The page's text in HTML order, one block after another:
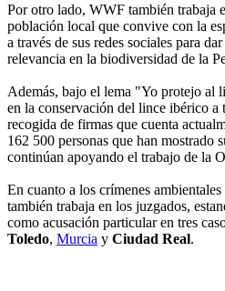
Por otro lado, WWF también trabaja
población local que convive con la
a través de sus redes sociales para
relevancia en la biodiversidad de la
Además, bajo el lema "Yo protejo al
en la conservación del lince ibérico a
recogida de firmas que cuenta
162 500 personas que han mostrado
continúan apoyando el trabajo de la
En cuanto a los crímenes
también trabaja en los juzgados,
como acusación particular en tres
Toledo, Murcia y Ciudad Real.